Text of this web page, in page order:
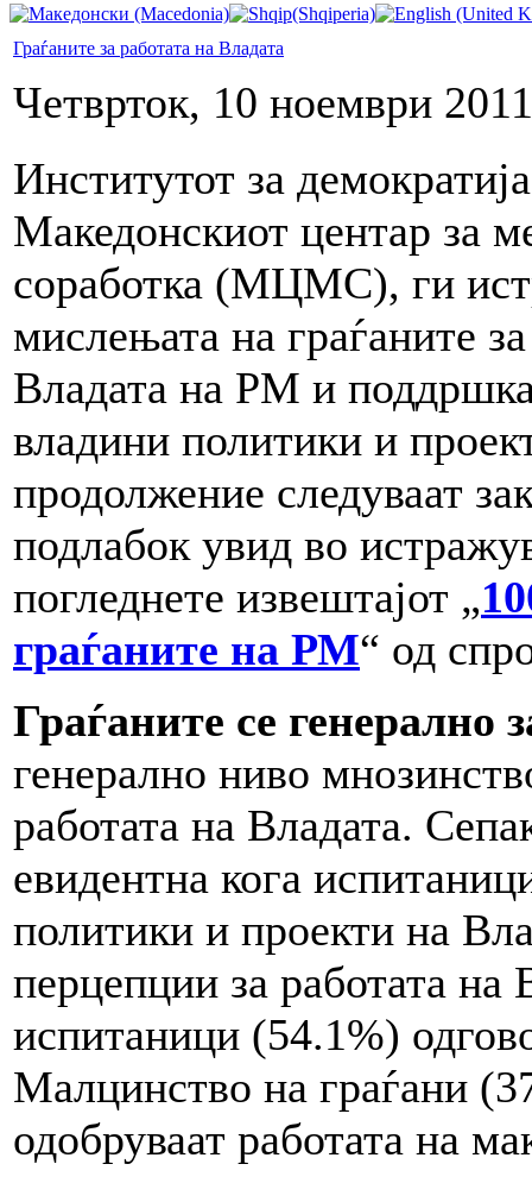
Граѓаните за работата на Владата
Четврток, 10 ноември
Институтот за
Македонскиот центар за
соработка (МЦМС), ги
мислењата на граѓаните
Владата на РМ и
владини политики и
продолжение следуваат
подлабок увид во
погледнете извештајот „
граѓаните на РМ“ од
Граѓаните се генерално
генерално ниво
работата на Владата.
евидентна кога
политики и проекти на
перцепции за работата на
испитаници (54.1%)
Малцинство на граѓани
одобруваат работата на